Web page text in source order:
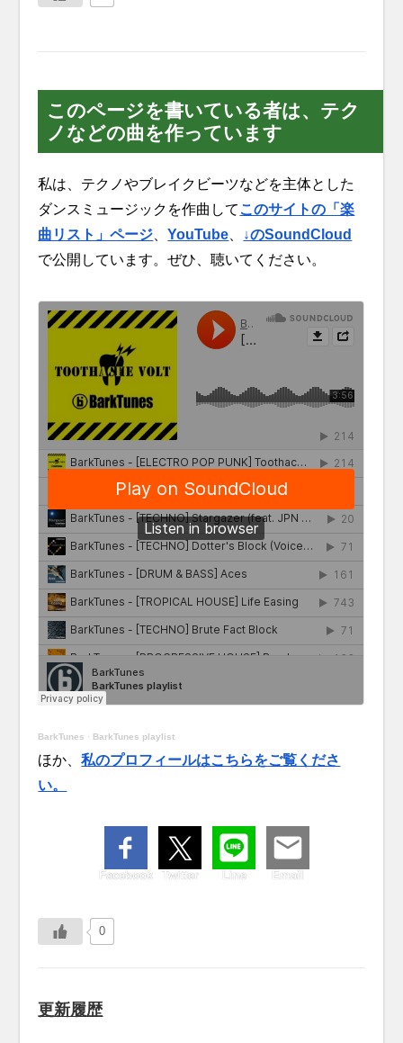
このページを書いている者は、テク
ノなどの曲を作っています
私は、テクノやブレイクビーツなどを主体とした
ダンスミュージックを作曲して このサイトの「楽
曲リスト」ページ 、YouTube
↓のSoundCloud
で公開しています。ぜひ、聴いてください。
BarkTunes · BarkTunes playlist
ほか、私のプロフィールはこちらをご覧くださ
い。
Facebook Twitter Line Email
0
更新履歴